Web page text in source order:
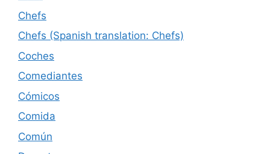
Chefs
Chefs (Spanish translation: Chefs)
Coches
Comediantes
Cómicos
Comida
Común